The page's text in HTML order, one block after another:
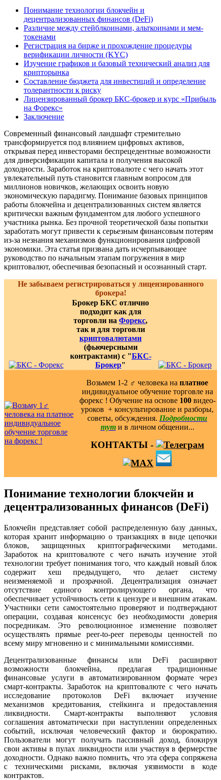
Понимание технологии блокчейн и
децентрализованных финансов (DeFi)
Различие между стейблкоинами, альткоинами и мем-
токенами
Регистрация на бирже и прохождение процедуры
верификации личности (KYC)
Изучение графиков и базовый технический анализ для
крипторынка
Составление бюджета для инвестиций и определение
толерантности к риску
Лицензированный брокер БКС-брокер и курс «Прибыль
на Форекс»
Заключение
Современный финансовый ландшафт стремительно
трансформируется под влиянием цифровых активов,
открывая перед инвесторами беспрецедентные возможности
для диверсификации капитала и получения высокой
доходности. Заработок на криптовалюте с чего начать этот
увлекательный путь становится главным вопросом для
миллионов новичков, желающих освоить новую
экономическую парадигму. Понимание базовых принципов
работы блокчейна и децентрализованных систем является
критически важным фундаментом для любого успешного
участника рынка. Без прочной теоретической базы попытки
заработать могут привести к серьезным финансовым потерям
из-за незнания механизмов функционирования цифровой
экономики. Эта статья призвана дать исчерпывающее
руководство по начальным этапам погружения в мир
криптовалют, обеспечивая безопасный и осознанный старт.
Не забываем регистрироваться у лицензированного
брокера!
Брокер БКС отлично
подходит как для
торговли на Форекс,
так и для торговли
криптовалютами
(фьючерсными
контрактами) с "БКС-
Брокер"
Возьмем 1-2 ‍♂️ человека на платное
индивидуальное обучение торговле на
форекс ! Обучение на основе 100видео-
уроков ️ + консультирование и разборы,
советы, обсуждения. Подробности
тут и в личном общении...
КОНТАКТЫ -
Понимание технологии блокчейн и
децентрализованных финансов (DeFi)
Блокчейн представляет собой распределенную базу данных,
которая хранит информацию о транзакциях в виде цепочки
блоков, защищенных криптографическими методами.
Заработок на криптовалюте с чего начать изучение этой
технологии требует понимания того, что каждый новый блок
содержит хеш предыдущего, что делает систему
неизменяемой и прозрачной. Децентрализация означает
отсутствие единого контролирующего органа, что
обеспечивает устойчивость сети к цензуре и внешним атакам.
Участники сети самостоятельно проверяют и подтверждают
операции, создавая консенсус без необходимости доверия
посредникам. Это революционное изменение позволяет
осуществлять прямые peer-to-peer переводы ценностей по
всему миру мгновенно и с минимальными комиссиями.
Децентрализованные финансы или DeFi расширяют
возможности блокчейна, предлагая традиционные
финансовые услуги в автоматизированном формате через
смарт-контракты. Заработок на криптовалюте с чего начать
исследование протоколов DeFi включает изучение
механизмов кредитования, стейкинга и предоставления
ликвидности. Смарт-контракты выполняют условия
соглашения автоматически при наступлении определенных
событий, исключая человеческий фактор и бюрократию.
Пользователи могут получать пассивный доход, блокируя
свои активы в пулах ликвидности или участвуя в фермерстве
доходности. Однако важно помнить, что эта сфера сопряжена
с техническими рисками, включая уязвимости в коде
контрактов.